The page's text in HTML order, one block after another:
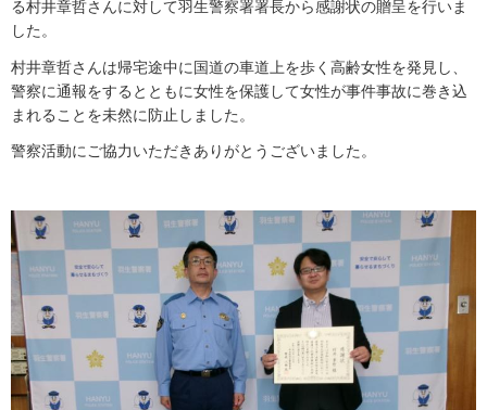
る村井章哲さんに対して羽生警察署署長から感謝状の贈呈を行いま
した。
村井章哲さんは帰宅途中に国道の車道上を歩く高齢女性を発見し、
警察に通報をするとともに女性を保護して女性が事件事故に巻き込
まれることを未然に防止しました。
警察活動にご協力いただきありがとうございました。